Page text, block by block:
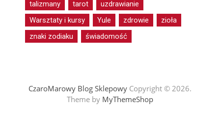
talizmany
tarot
uzdrawianie
Warsztaty i kursy
Yule zdrowie
zioła
znaki zodiaku
świadomość
CzaroMarowy Blog SklepowyCopyright © 2026.
Theme by MyThemeShop